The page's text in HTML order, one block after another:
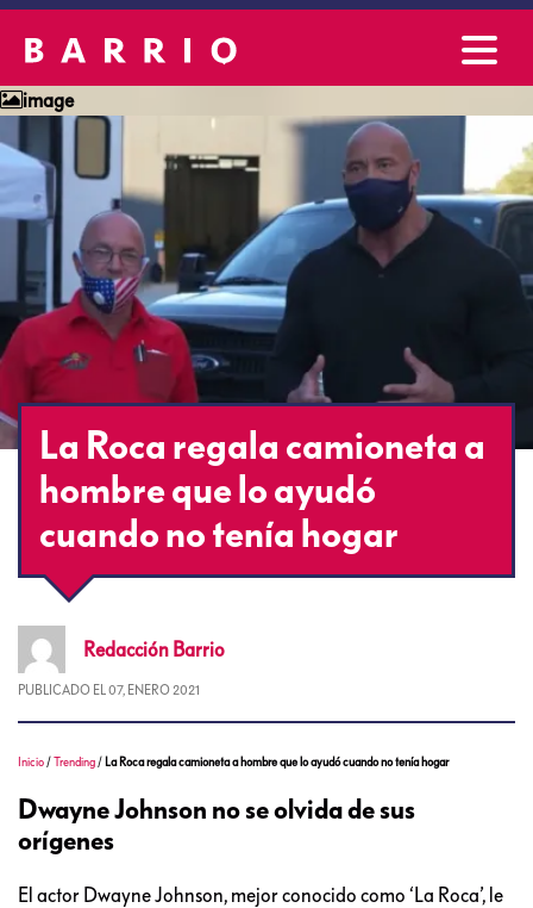
image
La Roca regala camioneta a
hombre que lo ayudó
cuando no tenía hogar
Redacción Barrio
PUBLICADO EL 07, ENERO 2021
Inicio /Trending / La Roca regala camioneta a hombre que lo ayudó cuando no tenía hogar
Dwayne Johnson no se olvida de sus
orígenes
El actor Dwayne Johnson, mejor conocido como ‘La Roca’, le